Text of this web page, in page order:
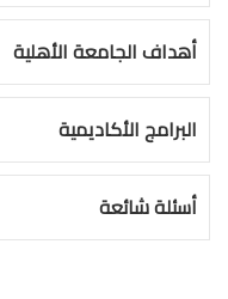
أهداف الجامعة الأهلية
البرامج الأكاديمية
أسئلة شائعة